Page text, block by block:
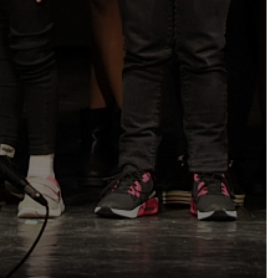
VÁROSRENDÉSZET
TÁJÉKOZTATÓK
ÁTLÁTHATÓSÁG
ÖNKORMÁNYZATI
CÉGEK
ÉS
INTÉZMÉNYEK
NYOMTATVÁNYOK
E-
ÜGYINTÉZÉS